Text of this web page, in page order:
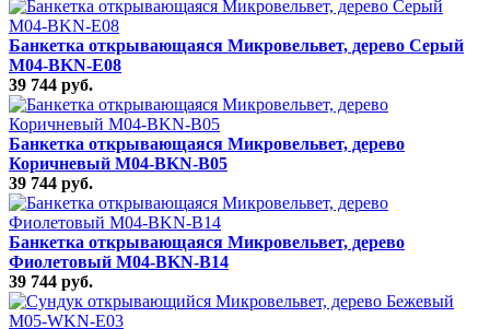
Банкетка открывающаяся Микровельвет, дерево Серый
M04-BKN-E08
39 744 руб.
Банкетка открывающаяся Микровельвет, дерево
Коричневый M04-BKN-B05
39 744 руб.
Банкетка открывающаяся Микровельвет, дерево
Фиолетовый M04-BKN-B14
39 744 руб.